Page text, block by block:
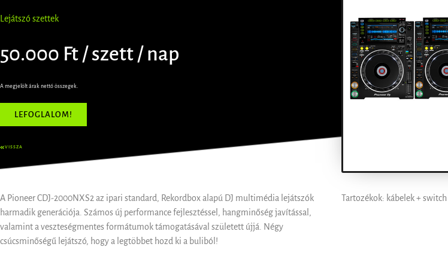
Lejátszó szettek
50.000 Ft / szett / nap
A megjelölt árak nettó összegek.
LEFOGLALOM!
VISSZA
A Pioneer CDJ-2000NXS2 az ipari standard, Rekordbox alapú DJ multimédia lejátszók
harmadik generációja. Számos új performance fejlesztéssel, hangminőség javítással,
valamint a veszteségmentes formátumok támogatásával született újjá. Négy
csúcsminőségű lejátszó, hogy a legtöbbet hozd ki a buliból!
Tartozékok: kábelek + switch